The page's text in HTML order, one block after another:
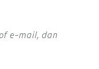
e-mail, dan